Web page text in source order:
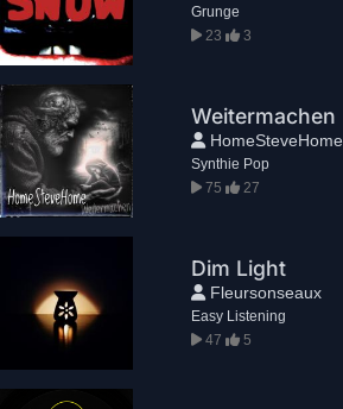
Grunge
23
3
Weitermachen
HomeSteveHome
Synthie Pop
75
27
Dim Light
Fleursonseaux
Easy Listening
47
5